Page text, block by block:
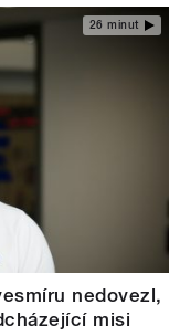
26 minut
nedovezl,
misi